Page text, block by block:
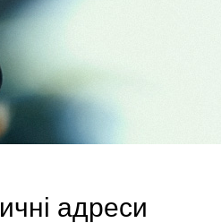
адреси